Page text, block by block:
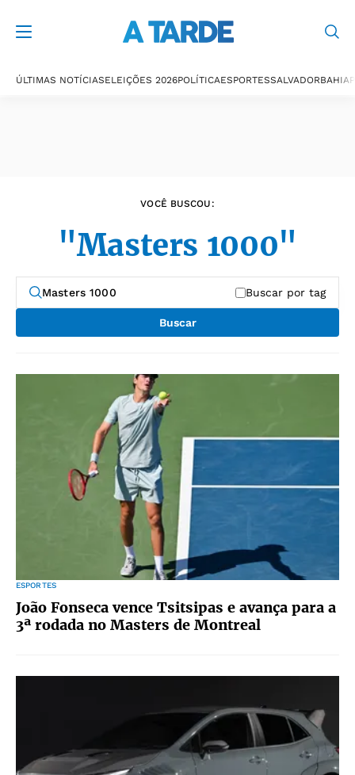
ÚLTIMAS NOTÍCIASELEIÇÕES 2026POLÍTICAESPORTESSALVADORBAHIA
VOCÊ BUSCOU:
"Masters 1000"
Buscar por tag
Buscar
ESPORTES
João Fonseca vence Tsitsipas e avança para a
3ª rodada no Masters de Montreal